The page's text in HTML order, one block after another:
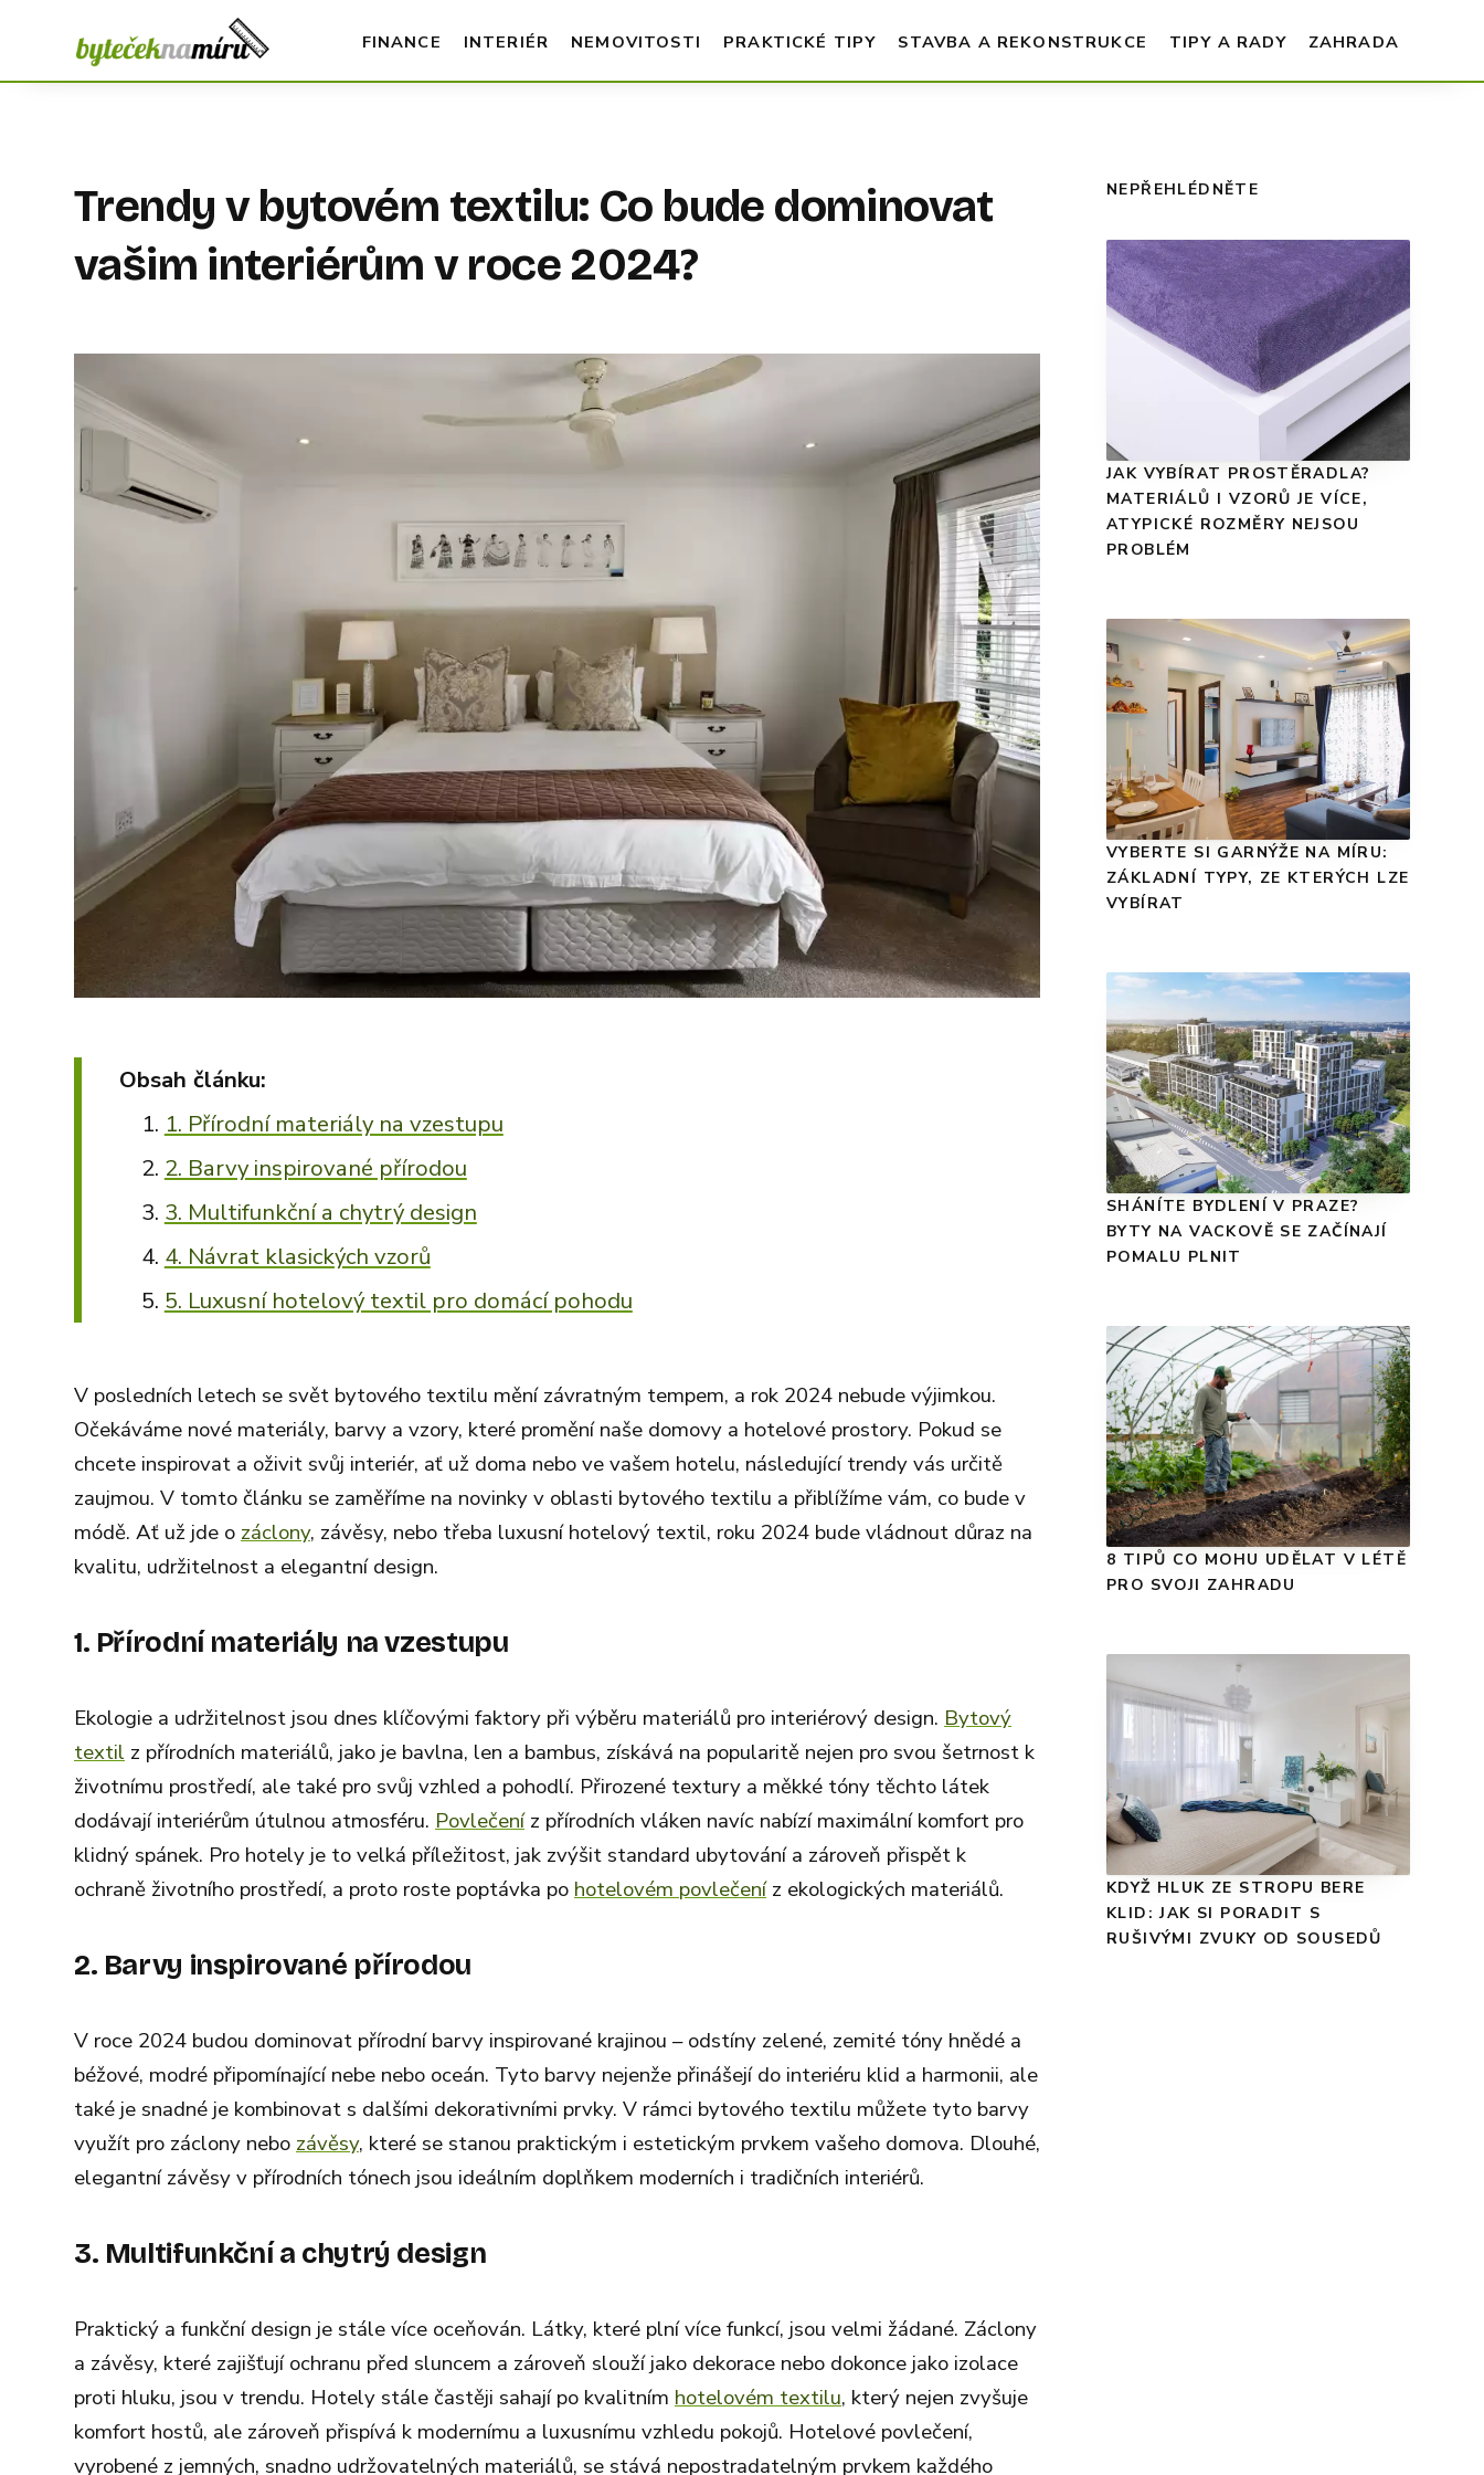
FINANCE INTERIÉR NEMOVITOSTI PRAKTICKÉ TIPY STAVBA A REKONSTRUKCE TIPY A RADY ZAHRADA
Trendy v bytovém textilu: Co bude dominovat
vašim interiérům v roce 2024?
Obsah článku:
1. Přírodní materiály na vzestupu
2. Barvy inspirované přírodou
3. Multifunkční a chytrý design
4. Návrat klasických vzorů
5. Luxusní hotelový textil pro domácí pohodu
V posledních letech se svět bytového textilu mění závratným tempem, a rok 2024 nebude výjimkou.
Očekáváme nové materiály, barvy a vzory, které promění naše domovy a hotelové prostory. Pokud se
chcete inspirovat a oživit svůj interiér, ať už doma nebo ve vašem hotelu, následující trendy vás určitě
zaujmou. V tomto článku se zaměříme na novinky v oblasti bytového textilu a přiblížíme vám, co bude v
módě. Ať už jde o záclony, závěsy, nebo třeba luxusní hotelový textil, roku 2024 bude vládnout důraz na
kvalitu, udržitelnost a elegantní design.
1. Přírodní materiály na vzestupu
Ekologie a udržitelnost jsou dnes klíčovými faktory při výběru materiálů pro interiérový design. Bytový
textil z přírodních materiálů, jako je bavlna, len a bambus, získává na popularitě nejen pro svou šetrnost k
životnímu prostředí, ale také pro svůj vzhled a pohodlí. Přirozené textury a měkké tóny těchto látek
dodávají interiérům útulnou atmosféru. Povlečeníz přírodních vláken navíc nabízí maximální komfort pro
klidný spánek. Pro hotely je to velká příležitost, jak zvýšit standard ubytování a zároveň přispět k
ochraně životního prostředí, a proto roste poptávka po hotelovém povlečeníz ekologických materiálů.
2. Barvy inspirované přírodou
V roce 2024 budou dominovat přírodní barvy inspirované krajinou – odstíny zelené, zemité tóny hnědé a
béžové, modré připomínající nebe nebo oceán. Tyto barvy nejenže přinášejí do interiéru klid a harmonii, ale
také je snadné je kombinovat s dalšími dekorativními prvky. V rámci bytového textilu můžete tyto barvy
využít pro záclony nebo závěsy, které se stanou praktickým i estetickým prvkem vašeho domova. Dlouhé,
elegantní závěsy v přírodních tónech jsou ideálním doplňkem moderních i tradičních interiérů.
3. Multifunkční a chytrý design
Praktický a funkční design je stále více oceňován. Látky, které plní více funkcí, jsou velmi žádané. Záclony
a závěsy, které zajišťují ochranu před sluncem a zároveň slouží jako dekorace nebo dokonce jako izolace
proti hluku, jsou v trendu. Hotely stále častěji sahají po kvalitním hotelovém textilu, který nejen zvyšuje
komfort hostů, ale zároveň přispívá k modernímu a luxusnímu vzhledu pokojů. Hotelové povlečení,
vyrobené z jemných, snadno udržovatelných materiálů, se stává nepostradatelným prvkem každého
NEPŘEHLÉDNĚTE
JAK VYBÍRAT PROSTĚRADLA?
MATERIÁLŮ I VZORŮ JE VÍCE,
ATYPICKÉ ROZMĚRY NEJSOU
PROBLÉM
VYBERTE SI GARNÝŽE NA MÍRU:
ZÁKLADNÍ TYPY, ZE KTERÝCH LZE
VYBÍRAT
SHÁNÍTE BYDLENÍ V PRAZE?
BYTY NA VACKOVĚ SE ZAČÍNAJÍ
POMALU PLNIT
8 TIPŮ CO MOHU UDĚLAT V LÉTĚ
PRO SVOJI ZAHRADU
KDYŽ HLUK ZE STROPU BERE
KLID: JAK SI PORADIT S
RUŠIVÝMI ZVUKY OD SOUSEDŮ